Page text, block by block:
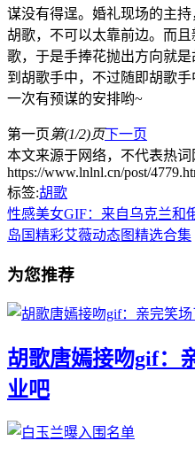
谋没有得逞。婚礼现场的主
胡歌，不可以太靠前边。而
歌，于是手捧花抛出方向就
到胡歌手中，不过随即胡歌
一次有预谋的安排哟~
第一页 第(1/2)页下一页
本文来源于网络，不代表热词
https://www.lnlnl.cn/post/
标签:胡歌
性感美女GIF：来自乌克兰和
岛国精彩艾薇动态图精选合集
为您推荐
胡歌唐嫣接吻gif：
业吧